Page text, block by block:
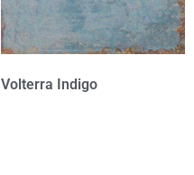
Volterra Indigo